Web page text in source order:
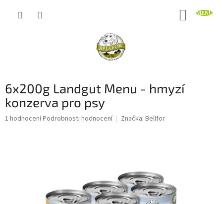
6x200g Landgut Menu - hmyzí
konzerva pro psy
Průměrné
1 hodnoceníPodrobnosti hodnocení Značka: Bellfor